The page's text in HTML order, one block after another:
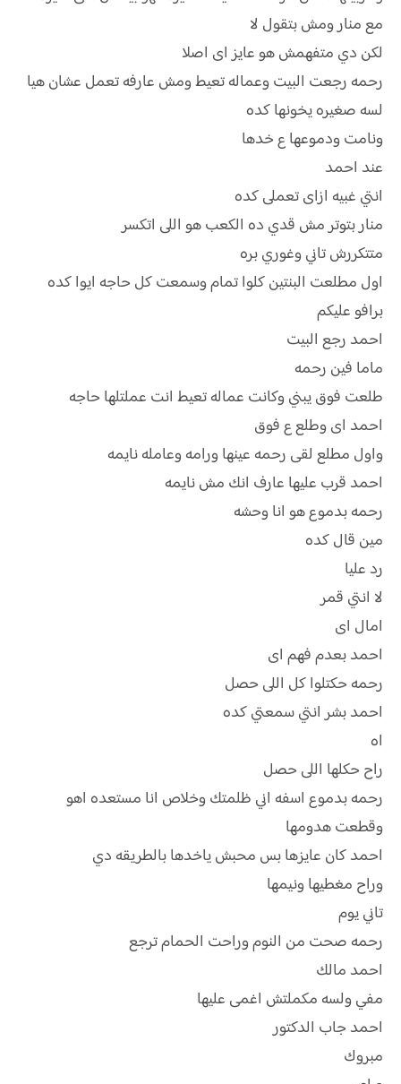
مع منار ومش بتقول لا
لكن دي متفهمش هو عايز اى اصلا
رحمه رجعت البيت وعماله تعيط ومش عارفه تعمل عشان هيا
لسه صغيره يخونها كده
ونامت ودموعها ع خدها
عند احمد
انتي غبيه ازاى تعملى كده
منار بتوتر مش قدي ده الكعب هو اللى اتكسر
متتكررش تاني وغوري بره
اول مطلعت البنتين كلوا تمام وسمعت كل حاجه ايوا كده
برافو عليكم
احمد رجع البيت
ماما فين رحمه
طلعت فوق يبني وكانت عماله تعيط انت عملتلها حاجه
احمد اى وطلع ع فوق
واول مطلع لقى رحمه عينها ورامه وعامله نايمه
احمد قرب عليها عارف انك مش نايمه
رحمه بدموع هو انا وحشه
مين قال كده
رد عليا
لا انتي قمر
امال اى
احمد بعدم فهم اى
رحمه حكتلوا كل اللى حصل
احمد بشر انتي سمعتي كده
اه
راح حكلها اللى حصل
رحمه بدموع اسفه اني ظلمتك وخلاص انا مستعده اهو
وقطعت هدومها
احمد كان عايزها بس محبش ياخدها بالطريقه دي
وراح مغطيها ونيمها
تاني يوم
رحمه صحت من النوم وراحت الحمام ترجع
احمد مالك
مفي ولسه مكملتش اغمى عليها
احمد جاب الدكتور
مبروك